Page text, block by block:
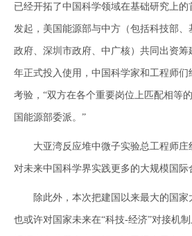
已经开拓了中国科学领域在基础研究上
发起，美国能源部与中方（包括科技部
政府、深圳市政府、中广核）共同出资筹
年正式投入使用，中国科学家和工程师
考验，“双方在各个重要岗位上匹配相等
国能源部委派。”
大亚湾反应堆中微子实验总工程师庄
对未来中国科学界实践更多的大规模国际
除此外，本次把建国以来最大的国家
也或许对国家未来在“科技-经济”对接机